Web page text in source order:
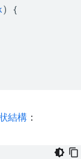
)
{
結構 ：